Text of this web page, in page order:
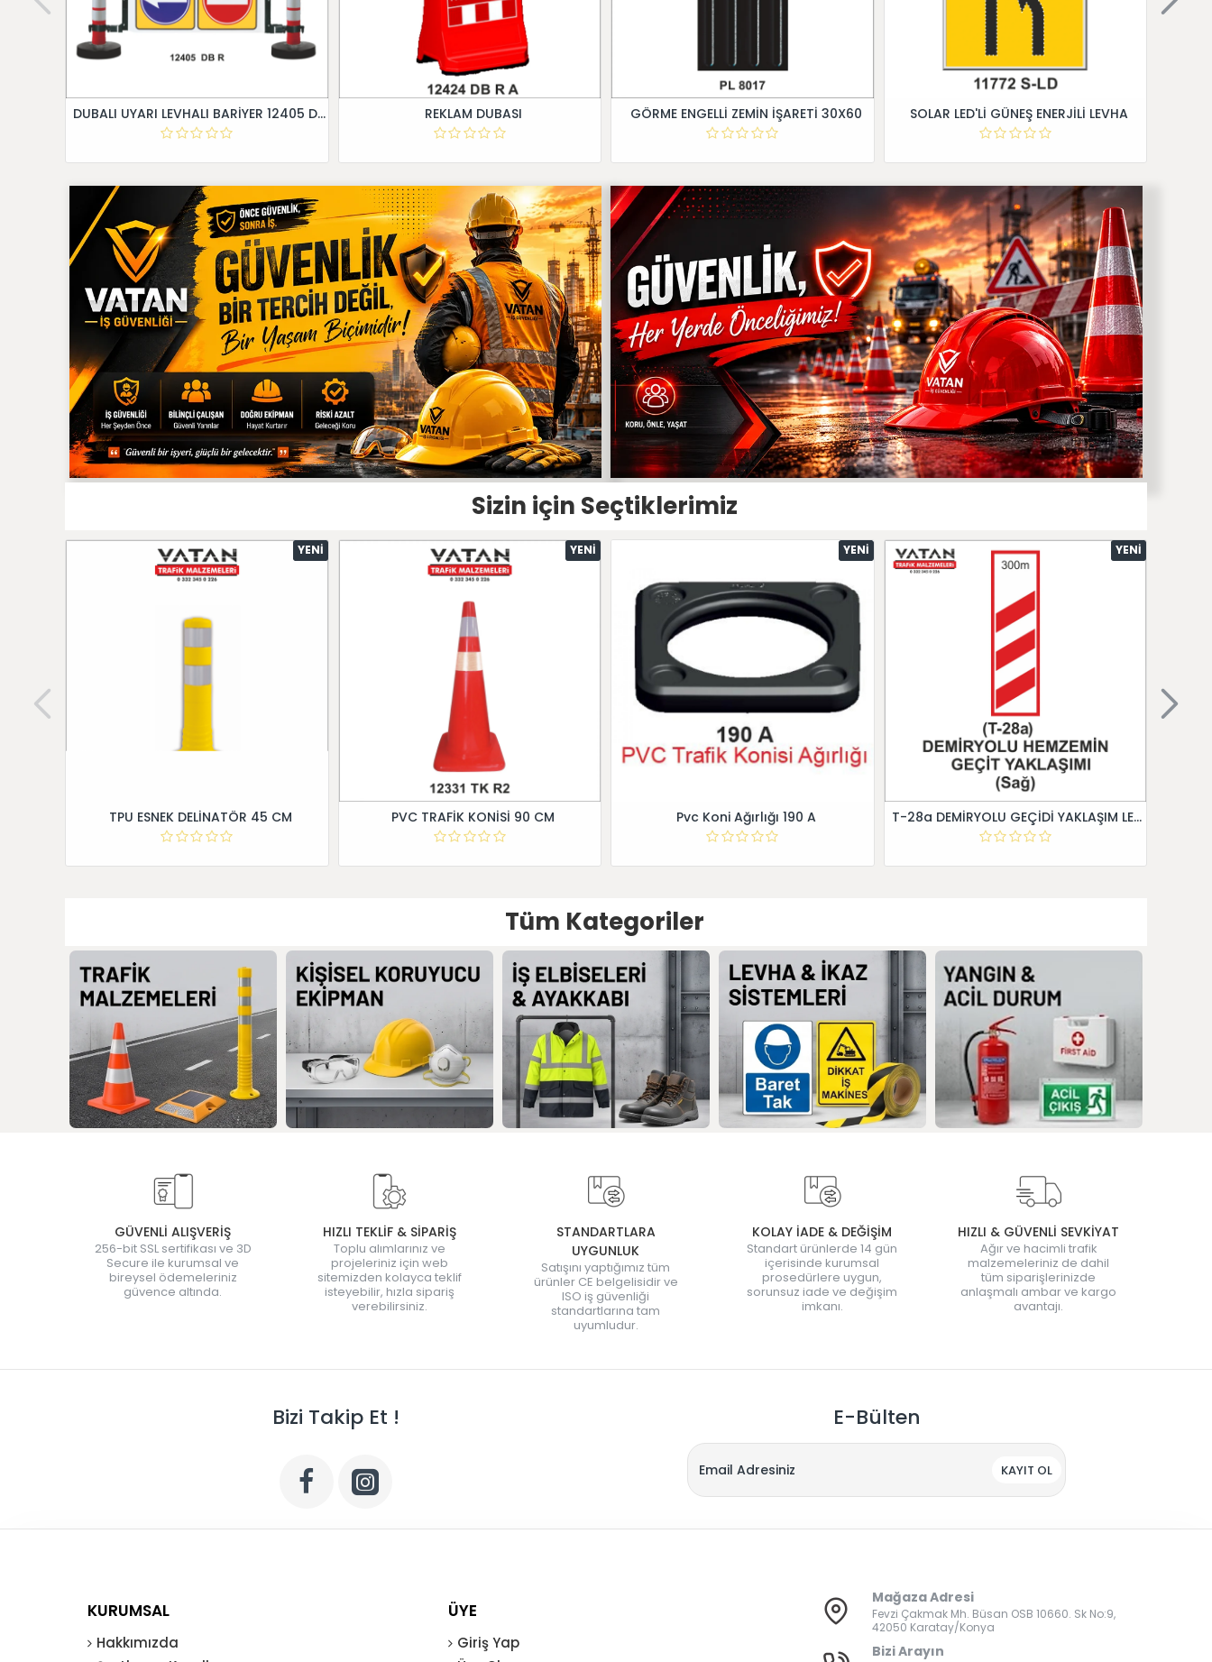
DUBALI UYARI LEVHALI BARİYER 12405 DB R REKLAM DUBASI GÖRME ENGELLİ ZEMİN İŞARETİ 30X60 SOLAR LED'Lİ GÜNEŞ ENERJİLİ LEVHA
Sizin için Seçtiklerimiz
YENI
TPU ESNEK DELİNATÖR 45 CM
YENI
PVC TRAFİK KONİSİ 90 CM
YENI
Pvc Koni Ağırlığı 190 A
YENI
T-28a DEMİRYOLU GEÇİDİ YAKLAŞIM LEVHALARI (Sağ)
Tüm Kategoriler
GÜVENLİ ALIŞVERİŞ
256-bit SSL sertifikası ve 3D
Secure ile kurumsal ve
bireysel ödemeleriniz
güvence altında.
HIZLI TEKLİF & SİPARİŞ
Toplu alımlarınız ve
projeleriniz için web
sitemizden kolayca teklif
isteyebilir, hızla sipariş
verebilirsiniz.
STANDARTLARA
UYGUNLUK
Satışını yaptığımız tüm
ürünler CE belgelisidir ve
ISO iş güvenliği
standartlarına tam
uyumludur.
KOLAY İADE & DEĞİŞİM
Standart ürünlerde 14 gün
içerisinde kurumsal
prosedürlere uygun,
sorunsuz iade ve değişim
imkanı.
HIZLI & GÜVENLİ SEVKİYAT
Ağır ve hacimli trafik
malzemeleriniz de dahil
tüm siparişlerinizde
anlaşmalı ambar ve kargo
avantajı.
Bizi Takip Et ! E-Bülten
KAYIT OL
KURUMSAL
Hakkımızda
ÜYE
Giriş Yap
Mağaza Adresi
Fevzi Çakmak Mh. Büsan OSB 10660. Sk No:9,
42050 Karatay/Konya
Bizi Arayın